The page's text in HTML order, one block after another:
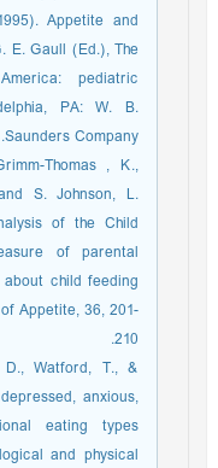
Appetite and
E. Gaull (Ed.), The
pediatric
PA: W. B.
Saunders Company.
Thomas , K.,
S. Johnson, L.
of the Child
of parental
child feeding
Appetite, 36, 201-
210.
D., Watford, T., &
anxious,
eating types
and physical